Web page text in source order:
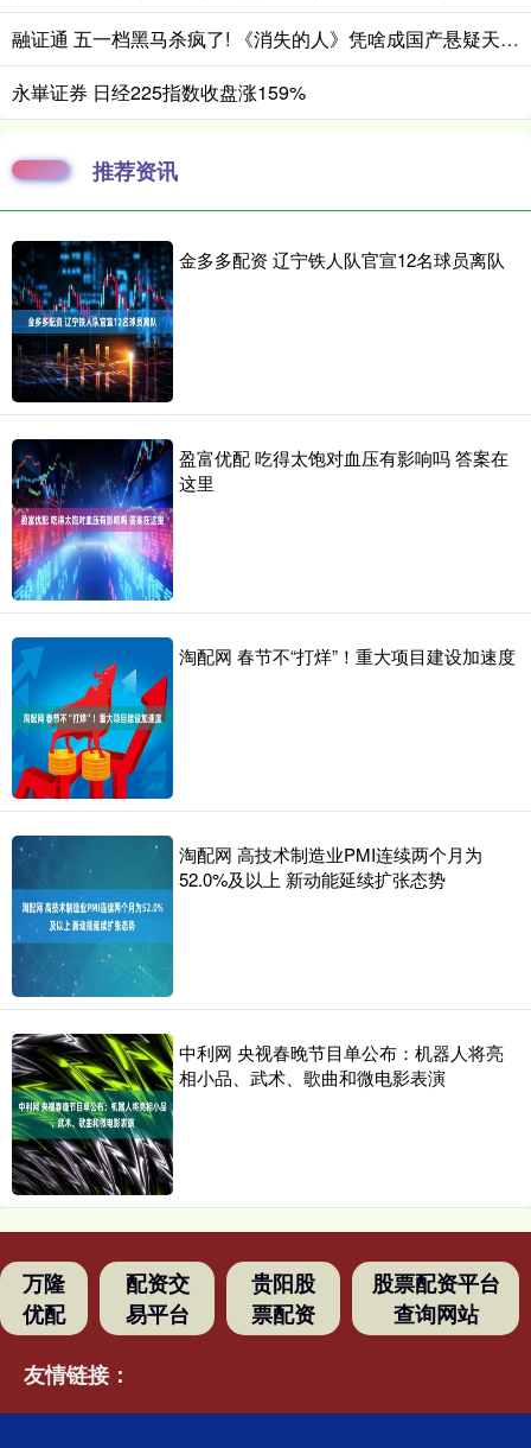
融证通 五一档黑马杀疯了! 《消失的人》凭啥成国产悬疑天花板?
永崋证券 日经225指数收盘涨159%
推荐资讯
金多多配资 辽宁铁人队官宣12名球员离队
盈富优配 吃得太饱对血压有影响吗 答案在
这里
淘配网 春节不“打烊”！重大项目建设加速度
淘配网 高技术制造业PMI连续两个月为
52.0%及以上 新动能延续扩张态势
中利网 央视春晚节目单公布：机器人将亮
相小品、武术、歌曲和微电影表演
万隆
优配
配资交
易平台
贵阳股
票配资
股票配资平台
查询网站
友情链接：